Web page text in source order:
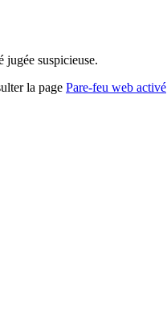
jugée suspicieuse.
la page Pare-feu web activé